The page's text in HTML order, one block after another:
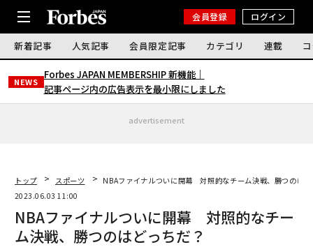
会員登録 ログイン
新着記事 人気記事 会員限定記事 カテゴリ 連載
NEWS
Forbes JAPAN MEMBERSHIP 新機能｜
記事ページ内の広告表示を最小限にしました
advertisement
トップ スポーツ
NBAファイナルついに開幕 対照的なチーム決戦、勝つのは
2023.06.03 11:00
NBAファイナルついに開幕 対照的なチー
ム決戦、勝つのはどっちだ？